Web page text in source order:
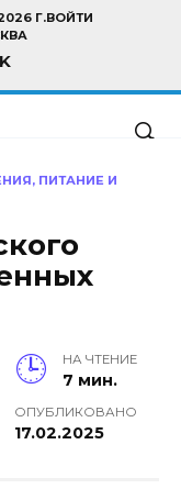
Г.ВОЙТИ
ПИТАНИЕ И
НА ЧТЕНИЕ
7 мин.
ОПУБЛИКОВАНО
17.02.2025